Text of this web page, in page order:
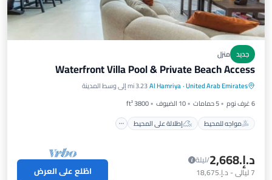
جديد منزل
Waterfront Villa Pool & Private Beach Access
United Arab Emirates
·
Al Hamriya3.23 mi إلى وسط المدينة
6 غرف نوم
5 حمامات 10 الضيوف
3800 ft²
مواجه للمحيط
إطلالة على المحيط
مواجه للمحيط
إطلالة على المحيط
شرفة / تراس
إطلالة
د.إ.‏2,668
/ليلة
7ليالي- د.إ.‏18,675 اطّلع على العرض